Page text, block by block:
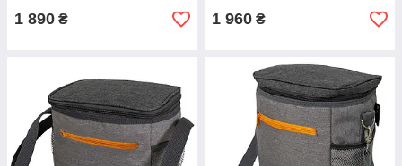
1 890 ₴ 1 960 ₴